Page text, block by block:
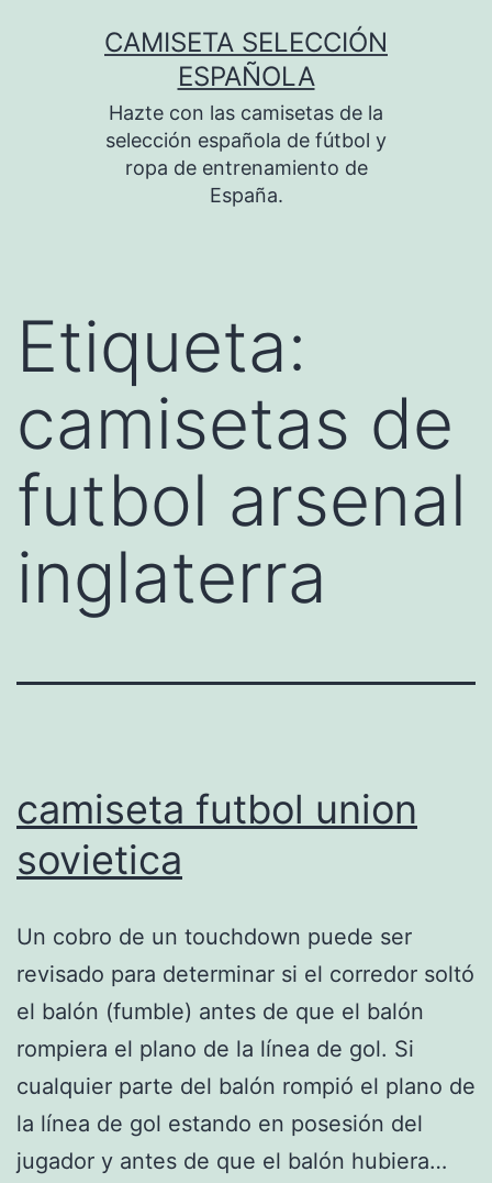
CAMISETA SELECCIÓN
ESPAÑOLA
Hazte con las camisetas de la
selección española de fútbol y
ropa de entrenamiento de
España.
Etiqueta:
camisetas de
futbol arsenal
inglaterra
camiseta futbol union
sovietica
Un cobro de un touchdown puede ser
revisado para determinar si el corredor soltó
el balón (fumble) antes de que el balón
rompiera el plano de la línea de gol. Si
cualquier parte del balón rompió el plano de
la línea de gol estando en posesión del
jugador y antes de que el balón hubiera…